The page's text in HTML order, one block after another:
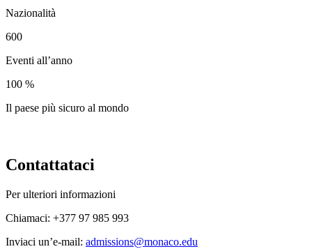
Nazionalità
600
Eventi all’anno
100 %
Il paese più sicuro al mondo
Contattataci
Per ulteriori informazioni
Chiamaci: +377 97 985 993
Inviaci un’e-mail: admissions@monaco.edu